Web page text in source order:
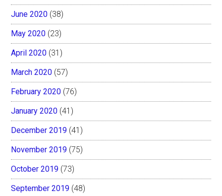
June 2020 (38)
May 2020 (23)
April 2020 (31)
March 2020 (57)
February 2020 (76)
January 2020 (41)
December 2019 (41)
November 2019 (75)
October 2019 (73)
September 2019 (48)